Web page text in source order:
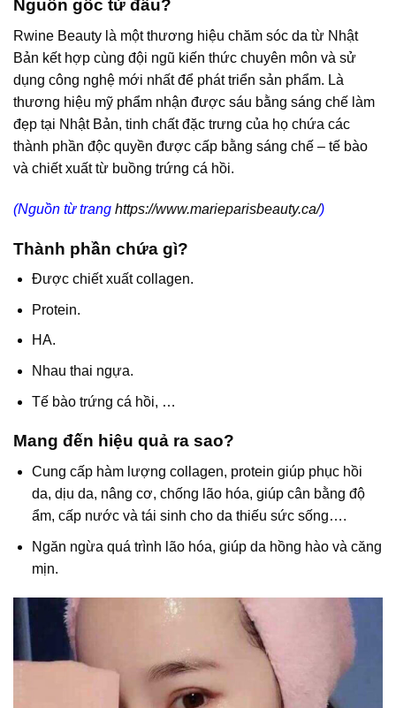
Nguồn gốc từ đâu?
Rwine Beauty là một thương hiệu chăm sóc da từ Nhật
Bản kết hợp cùng đội ngũ kiến ​​thức chuyên môn và sử
dụng công nghệ mới nhất để phát triển sản phẩm. Là
thương hiệu mỹ phẩm nhận được sáu bằng sáng chế làm
đẹp tại Nhật Bản, tinh chất đặc trưng của họ chứa các
thành phần độc quyền được cấp bằng sáng chế – tế bào
và chiết xuất từ buồng trứng cá hồi.
(Nguồn từ trang https://www.marieparisbeauty.ca/)
Thành phần chứa gì?
Được chiết xuất collagen.
Protein.
HA.
Nhau thai ngựa.
Tế bào trứng cá hồi, …
Mang đến hiệu quả ra sao?
Cung cấp hàm lượng collagen, protein giúp phục hồi
da, dịu da, nâng cơ, chống lão hóa, giúp cân bằng độ
ẩm, cấp nước và tái sinh cho da thiếu sức sống….
Ngăn ngừa quá trình lão hóa, giúp da hồng hào và căng
mịn.